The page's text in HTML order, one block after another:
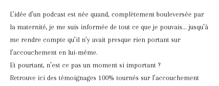
L’idée d’un podcast est née quand, complètement bouleversée par
la maternité, je me suis informée de tout ce que je pouvais… jusqu’à
me rendre compte qu’il n’y avait presque rien portant sur
l’accouchement en lui-même.
Et pourtant, n’est ce pas un moment si important ?
Retrouve ici des témoignages 100% tournés sur l’accouchement